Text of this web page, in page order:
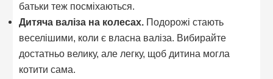
батьки теж посміхаються.
Дитяча валіза на колесах. Подорожі стають
веселішими, коли є власна валіза. Вибирайте
достатньо велику, але легку, щоб дитина могла
котити сама.